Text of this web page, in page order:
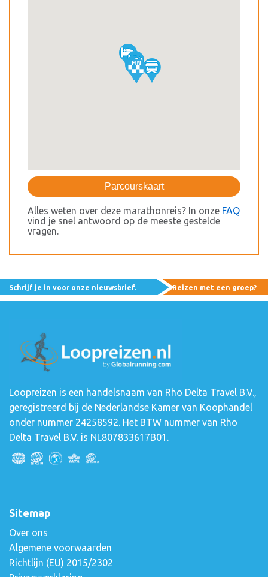
Parcourskaart
Alles weten over deze marathonreis? In onze FAQ
vind je snel antwoord op de meeste gestelde
vragen.
Schrijf je in voor onze nieuwsbrief. Reizen met een groep?
Loopreizen is een handelsnaam van Rho Delta Travel B.V.,
geregistreerd bij de Nederlandse Kamer van Koophandel
onder nummer 24258592. Het BTW nummer van Rho
Delta Travel B.V. is NL807833617B01.
Sitemap
Over ons
Algemene voorwaarden
Richtlijn (EU) 2015/2302